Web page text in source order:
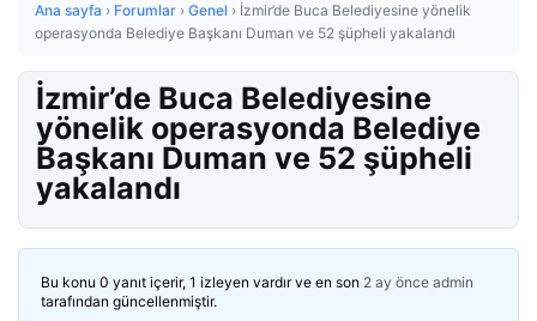
Ana sayfa › Forumlar › Genel › İzmir’de Buca Belediyesine yönelik
operasyonda Belediye Başkanı Duman ve 52 şüpheli yakalandı
İzmir’de Buca Belediyesine
yönelik operasyonda Belediye
Başkanı Duman ve 52 şüpheli
yakalandı
Bu konu 0 yanıt içerir, 1 izleyen vardır ve en son 2 ay önce admin
tarafından güncellenmiştir.